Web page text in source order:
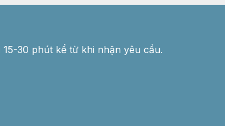
30 phút kể từ khi nhận yêu cầu.